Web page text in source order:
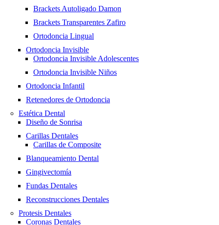
Brackets Autoligado Damon
Brackets Transparentes Zafiro
Ortodoncia Lingual
Ortodoncia Invisible
Ortodoncia Invisible Adolescentes
Ortodoncia Invisible Niños
Ortodoncia Infantil
Retenedores de Ortodoncia
Estética Dental
Diseño de Sonrisa
Carillas Dentales
Carillas de Composite
Blanqueamiento Dental
Gingivectomía
Fundas Dentales
Reconstrucciones Dentales
Protesis Dentales
Coronas Dentales